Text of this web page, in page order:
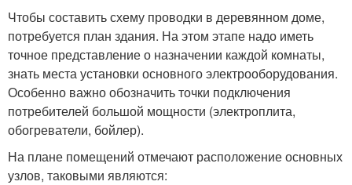
Чтобы составить схему проводки в деревянном доме,
потребуется план здания. На этом этапе надо иметь
точное представление о назначении каждой комнаты,
знать места установки основного электрооборудования.
Особенно важно обозначить точки подключения
потребителей большой мощности (электроплита,
обогреватели, бойлер).
На плане помещений отмечают расположение основных
узлов, таковыми являются: